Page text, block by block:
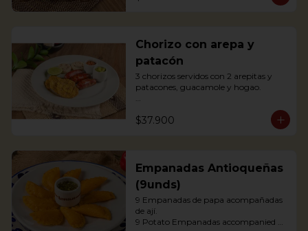
crunchiness, accompanied by creole
potatoes, onion and agras reduction.
Chorizo con arepa y
patacón
3 chorizos servidos con 2 arepitas y
patacones, guacamole y hogao.
Antioquian Sausage with arepa and
green plantains.
$37.900
Empanadas Antioqueñas
(9unds)
9 Empanadas de papa acompañadas
de ají.
9 Potato Empanadas accompanied